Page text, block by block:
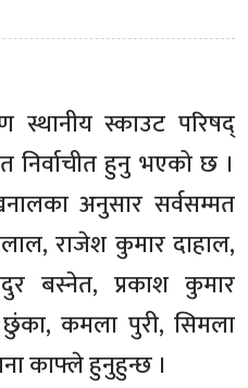
स्थानीय स्काउट परिषद्
निर्वाचीत हुनु भएको छ ।
अनुसार सर्वसम्मत
राजेश कुमार दाहाल,
बस्नेत, प्रकाश कुमार
छुंका, कमला पुरी, सिमला
काफ्ले हुनुहुन्छ ।